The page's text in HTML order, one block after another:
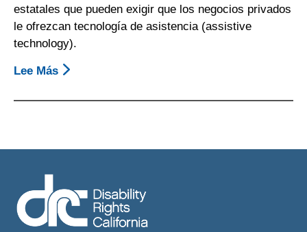
De
Trabajo
Relacionados
Con
Una
Related
estatales que pueden exigir que los negocios privados
le ofrezcan tecnología de asistencia (assistive
technology).
Lee Más Sobre
Conseguir
Proporcione
Tecnología
De